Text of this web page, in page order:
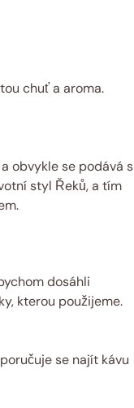
chuť a aroma.
obvykle se podává s
styl Řeků, a tím
dosáhli
kterou použijeme.
se najít kávu